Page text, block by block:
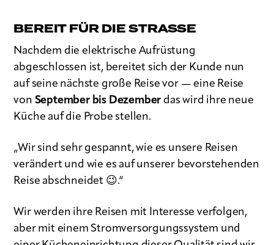
BEREIT FÜR DIE STRASSE
Nachdem die elektrische Aufrüstung
abgeschlossen ist, bereitet sich der Kunde nun
auf seine nächste große Reise vor — eine Reise
von September bis Dezember das wird ihre neue
Küche auf die Probe stellen.
„Wir sind sehr gespannt, wie es unsere Reisen
verändert und wie es auf unserer bevorstehenden
Reise abschneidet 😉.“
Wir werden ihre Reisen mit Interesse verfolgen,
aber mit einem Stromversorgungssystem und